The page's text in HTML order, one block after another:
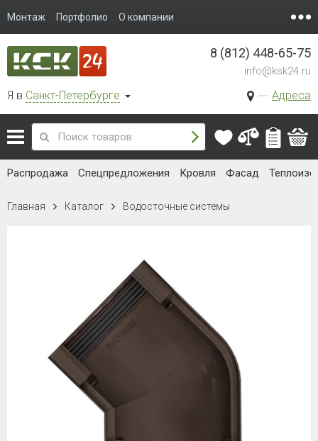
Монтаж Портфолио О компании
Я в Санкт-Петербурге Адреса
8 (812) 448-65-75
info@ksk24.ru
Распродажа Спецпредложения Кровля Фасад
Главная Каталог Водосточные системы